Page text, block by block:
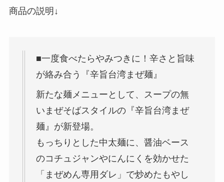
商品の説明↓
■一度食べたらやみつきに！辛さと旨味
が絡み合う『辛旨台湾まぜ麺』
新たな麺メニューとして、スープの無
いまぜそばスタイルの『辛旨台湾まぜ
麺』が新登場。
もっちりとした中太麺に、醤油ベース
のコチュジャンやにんにくを効かせた
「まぜめん専用ダレ」で炒めたもやし